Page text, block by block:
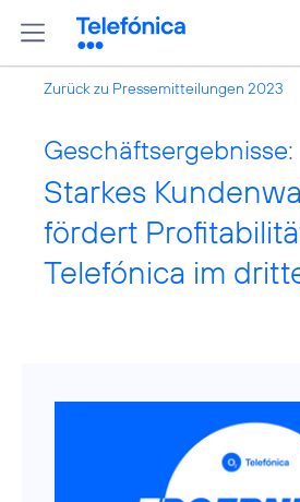
Zurück zu Pressemitteilungen 2023
Geschäftsergebnisse:
Starkes
fördert
Telefónica im